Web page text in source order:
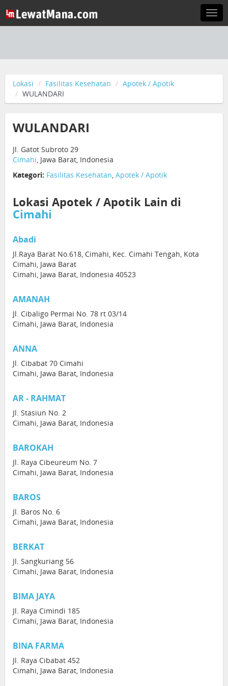
Lokasi Fasilitas Kesehatan
Apotek / Apotik
WULANDARI
WULANDARI
Jl. Gatot Subroto 29
Cimahi, Jawa Barat, Indonesia
Kategori: Fasilitas Kesehatan, Apotek / Apotik
Lokasi Apotek / Apotik Lain di
Cimahi
Abadi
Jl.Raya Barat No.618, Cimahi, Kec. Cimahi Tengah, Kota
Cimahi, Jawa Barat
Cimahi, Jawa Barat, Indonesia 40523
AMANAH
Jl. Cibaligo Permai No. 78 rt 03/14
Cimahi, Jawa Barat, Indonesia
ANNA
Jl. Cibabat 70 Cimahi
Cimahi, Jawa Barat, Indonesia
AR - RAHMAT
Jl. Stasiun No. 2
Cimahi, Jawa Barat, Indonesia
BAROKAH
Jl. Raya Cibeureum No. 7
Cimahi, Jawa Barat, Indonesia
BAROS
Jl. Baros No. 6
Cimahi, Jawa Barat, Indonesia
BERKAT
Jl. Sangkuriang 56
Cimahi, Jawa Barat, Indonesia
BIMA JAYA
Jl. Raya Cimindi 185
Cimahi, Jawa Barat, Indonesia
BINA FARMA
Jl. Raya Cibabat 452
Cimahi, Jawa Barat, Indonesia